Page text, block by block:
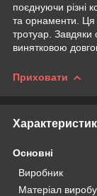
поєднуючи різні
та орнаменти. Ця
тротуар. Завдяки
винятковою
Приховати
Основні
Виробник
Матеріал виробу